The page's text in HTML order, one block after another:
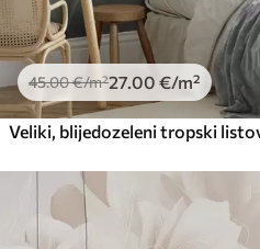
81.6749.00€/m²
45.00€/m²27 .00 €/m²